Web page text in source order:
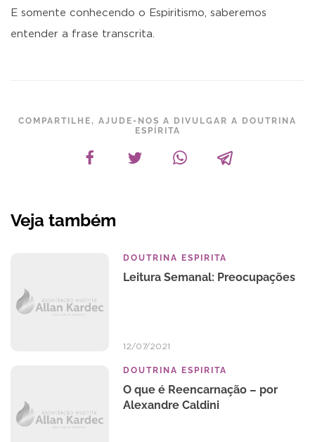
E somente conhecendo o Espiritismo, saberemos
entender a frase transcrita.
COMPARTILHE, AJUDE-NOS A DIVULGAR A DOUTRINA
ESPÍRITA
Veja também
DOUTRINA ESPIRITA
Leitura Semanal: Preocupações
12/07/2021
DOUTRINA ESPIRITA
O que é Reencarnação – por
Alexandre Caldini